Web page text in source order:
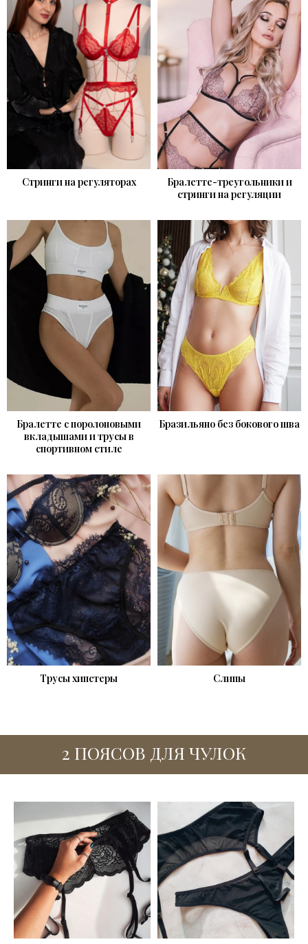
Стринги на регуляторах
Бралетте-треугольники и
стринги на регуляции
Бралетте с поролоновыми
вкладышами и трусы в
спортивном стиле
Бразильяно без бокового шва
Трусы хипстеры Слипы
2 ПОЯСОВ ДЛЯ ЧУЛОК